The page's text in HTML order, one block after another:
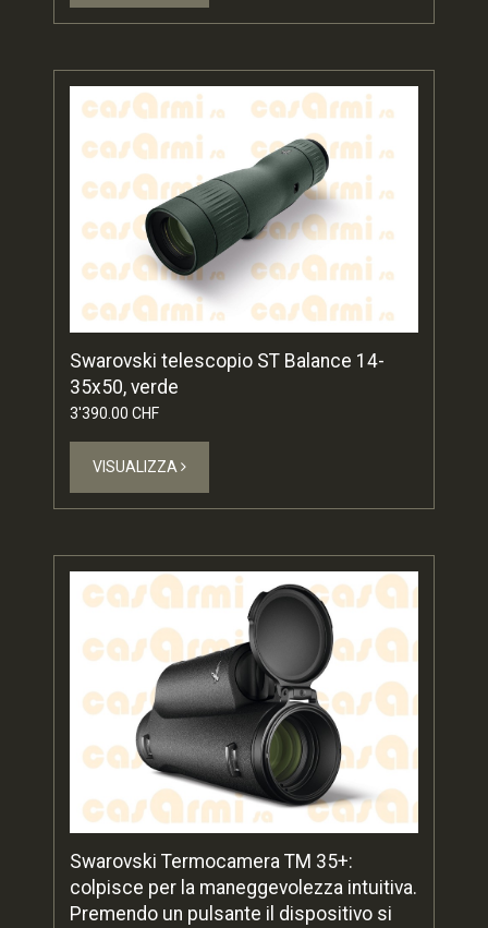
Swarovski telescopio ST Balance 14-
35x50, verde
3'390.00 CHF
VISUALIZZA
Swarovski Termocamera TM 35+:
colpisce per la maneggevolezza intuitiva.
Premendo un pulsante il dispositivo si